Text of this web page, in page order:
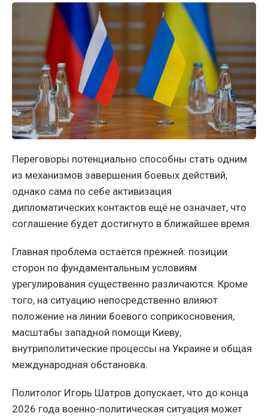
Переговоры потенциально способны стать одним
из механизмов завершения боевых действий,
однако сама по себе активизация
дипломатических контактов ещё не означает, что
соглашение будет достигнуто в ближайшее время.
Главная проблема остаётся прежней: позиции
сторон по фундаментальным условиям
урегулирования существенно различаются. Кроме
того, на ситуацию непосредственно влияют
положение на линии боевого соприкосновения,
масштабы западной помощи Киеву,
внутриполитические процессы на Украине и общая
международная обстановка.
Политолог Игорь Шатров допускает, что до конца
2026 года военно-политическая ситуация может